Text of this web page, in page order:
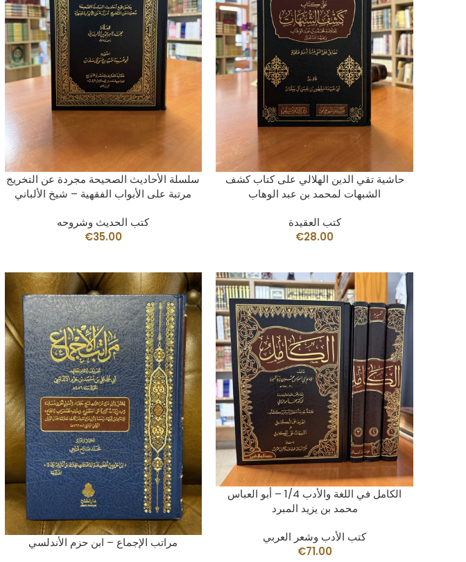
AÑADIR AL CARRITO
سلسلة الأحاديث الصحيحة مجردة عن التخريج
مرتبة على الأبواب الفقهية – شيخ الألباني
كتب الحديث وشروحه
€35.00
AÑADIR AL CARRITO
حاشية تقي الدين الهلالي على كتاب كشف
الشبهات لمحمد بن عبد الوهاب
كتب العقيدة
€28.00
AÑADIR AL CARRITO
مراتب الإجماع – ابن حزم الأندلسي
AÑADIR AL CARRITO
الكامل في اللغة والأدب 1/4 – أبو العباس
محمد بن يزيد المبرد
كتب الأدب وشعر العربي
€71.00